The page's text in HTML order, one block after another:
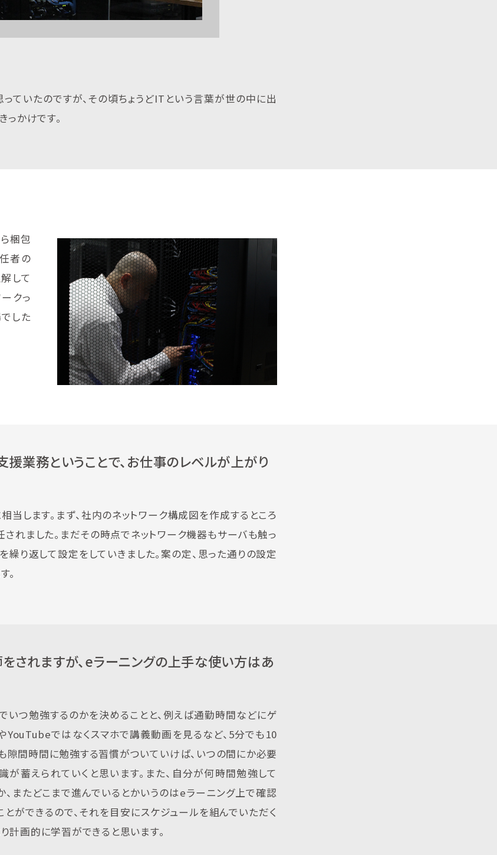
いたのですが、その頃ちょうどITという言葉が世の中に出
っかけです。
梱包
者の
して
クっ
した
業務ということで、お仕事のレベルが上がり
します。まず、社内のネットワーク構成図を作成するところ
れました。まだその時点でネットワーク機器もサーバも触っ
り返して設定をしていきました。案の定、思った通りの設定
。
されますが、eラーニングの上手な使い方はあ
いつ勉強するのかを決めることと、例えば通勤時間などにゲ
YouTubeではなくスマホで講義動画を見るなど、5分でも10
隙間時間に勉強する習慣がついていけば、いつの間にか必要
が蓄えられていくと思います。また、自分が何時間勉強して
、またどこまで進んでいるとかいうのはeラーニング上で確認
とができるので、それを目安にスケジュールを組んでいただく
り計画的に学習ができると思います。